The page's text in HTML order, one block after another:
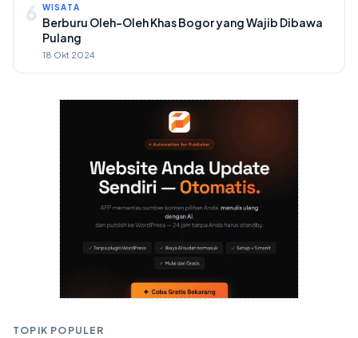
6 WISATA
Berburu Oleh-Oleh Khas Bogor yang Wajib Dibawa
Pulang
18 Okt 2024
TOPIK POPULER